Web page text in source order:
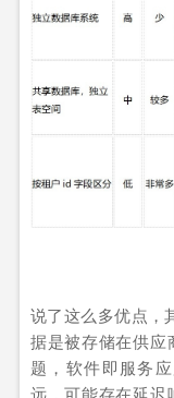
说了这么多优点，
据是被存储在供应
题，软件即服务
远，可能存在延迟